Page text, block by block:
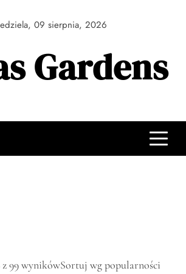
09 sierpnia, 2026
Gardens
z 99 wynikówSortuj wg popularności